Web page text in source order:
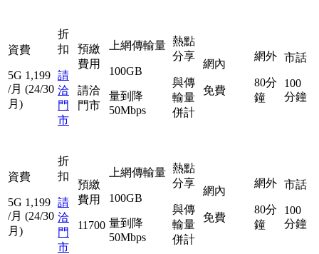
資費
5G 1,199
/月 (24/30
月)
折
扣
請
洽
門
市
預繳
費用
請洽
門市
上網傳輸量
100GB
量到降
50Mbps
熱點
分享
與傳
輸量
併計
網內
免費
網外
80分
鐘
市話
100
分鐘
資費
5G 1,199
/月 (24/30
月)
折
扣
請
洽
門
市
預繳
費用
11700
上網傳輸量
100GB
量到降
50Mbps
熱點
分享
與傳
輸量
併計
網內
免費
網外
80分
鐘
市話
100
分鐘